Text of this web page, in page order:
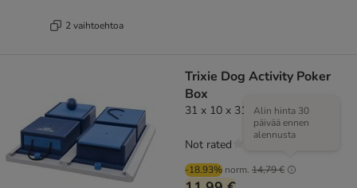
2 vaihtoehtoa
Trixie Dog Activity Poker
Box
31 x 10 x 31 cm
-18.93% norm. 14,79 €
Alin hinta 30
päivää ennen
alennusta
Not rated